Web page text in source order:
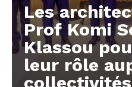
Les
Prof Komi
Klassou
leur rôle
collectivités